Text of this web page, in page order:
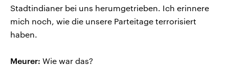
Stadtindianer bei uns herumgetrieben. Ich erinnere
mich noch, wie die unsere Parteitage terrorisiert
haben.
Meurer: Wie war das?